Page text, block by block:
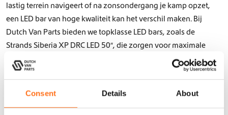
Consent Details About
lastig terrein navigeert of na zonsondergang je kamp opzet,
een LED bar van hoge kwaliteit kan het verschil maken. Bij
Dutch Van Parts bieden we topklasse LED bars, zoals de
Strands Siberia XP DRC LED 50″, die zorgen voor maximale
zichtbaarheid tijdens je off-road avonturen.
Onze LED bars zijn eenvoudig te monteren op je dakdrager,
bumper of voorgrille, zodat je altijd de ideale verlichting hebt
voor je Mercedes Sprinter of Volkswagen Crafter camper. Met de